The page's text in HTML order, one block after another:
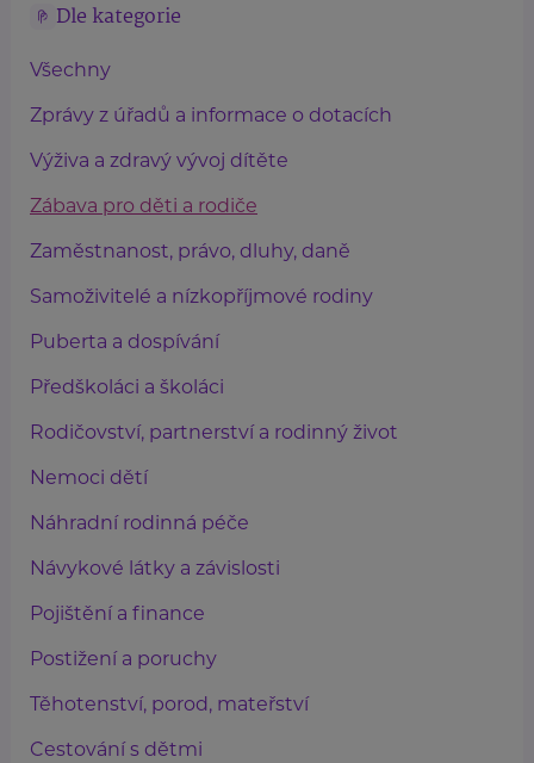
Dle kategorie
Všechny
Zprávy z úřadů a informace o dotacích
Výživa a zdravý vývoj dítěte
Zábava pro děti a rodiče
Zaměstnanost, právo, dluhy, daně
Samoživitelé a nízkopříjmové rodiny
Puberta a dospívání
Předškoláci a školáci
Rodičovství, partnerství a rodinný život
Nemoci dětí
Náhradní rodinná péče
Návykové látky a závislosti
Pojištění a finance
Postižení a poruchy
Těhotenství, porod, mateřství
Cestování s dětmi